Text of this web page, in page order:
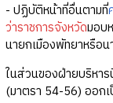
- ปฏิบัติหน้าที่อื่นตามที่
ว่าราชการจังหวัดมอบ
นายกเมืองพัทยาหรือ
ในส่วนของฝ่ายบริหา
(มาตรา 54-56) ออก